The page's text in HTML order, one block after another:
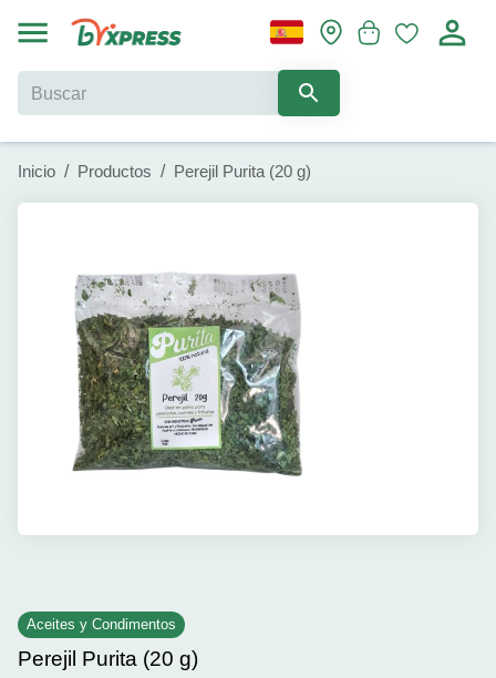
Inicio / Productos / Perejil Purita (20 g)
Aceites y Condimentos
Perejil Purita (20 g)